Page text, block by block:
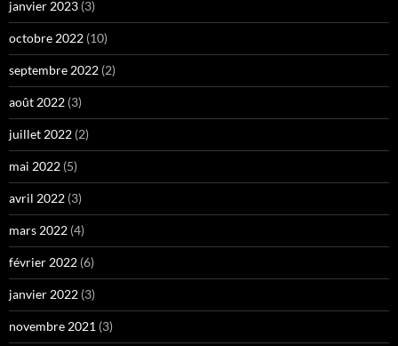
janvier 2023 (3)
octobre 2022 (10)
septembre 2022 (2)
août 2022 (3)
juillet 2022 (2)
mai 2022 (5)
avril 2022 (3)
mars 2022 (4)
février 2022 (6)
janvier 2022 (3)
novembre 2021 (3)